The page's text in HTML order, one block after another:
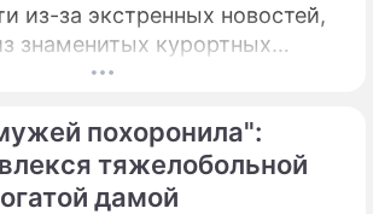
из-за экстренных новостей,
знаменитых курортных
Лепс, чей гастрольный
публику крайне
похоронила":
тяжелобольной
дамой